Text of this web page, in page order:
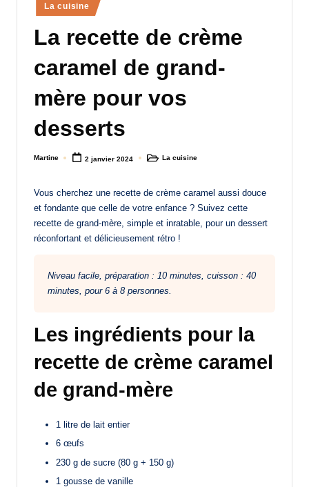
Posted
in
La cuisine
La recette de crème
caramel de grand-
mère pour vos
desserts
Posted
Martine 2 janvier 2024
PostedLa cuisine
Vous cherchez une recette de crème caramel aussi douce
et fondante que celle de votre enfance ? Suivez cette
recette de grand-mère, simple et inratable, pour un dessert
réconfortant et délicieusement rétro !
Niveau facile, préparation : 10 minutes, cuisson : 40
minutes, pour 6 à 8 personnes.
Les ingrédients pour la
recette de crème caramel
de grand-mère
1 litre de lait entier
6 œufs
230 g de sucre (80 g + 150 g)
1 gousse de vanille